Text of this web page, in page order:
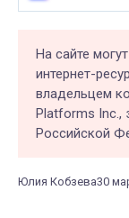
На сайте
интернет-
владельцем
Platforms Inc.,
Российской
Юлия Кобзева30